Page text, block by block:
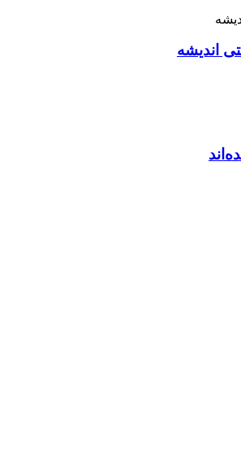
اندیشه